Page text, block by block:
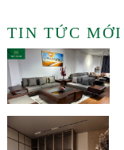
TIN TỨC MỚI